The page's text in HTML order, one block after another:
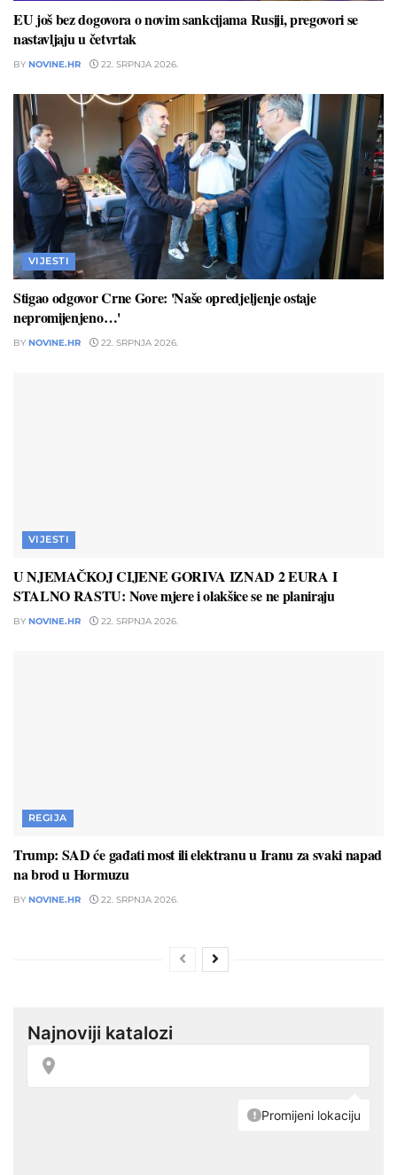
EU još bez dogovora o novim sankcijama Rusiji, pregovori se
nastavljaju u četvrtak
BY NOVINE.HR 22. SRPNJA 2026.
VIJESTI
Stigao odgovor Crne Gore: 'Naše opredjeljenje ostaje
nepromijenjeno…'
BY NOVINE.HR 22. SRPNJA 2026.
VIJESTI
U NJEMAČKOJ CIJENE GORIVA IZNAD 2 EURA I
STALNO RASTU: Nove mjere i olakšice se ne planiraju
BY NOVINE.HR 22. SRPNJA 2026.
REGIJA
Trump: SAD će gađati most ili elektranu u Iranu za svaki napad
na brod u Hormuzu
BY NOVINE.HR 22. SRPNJA 2026.